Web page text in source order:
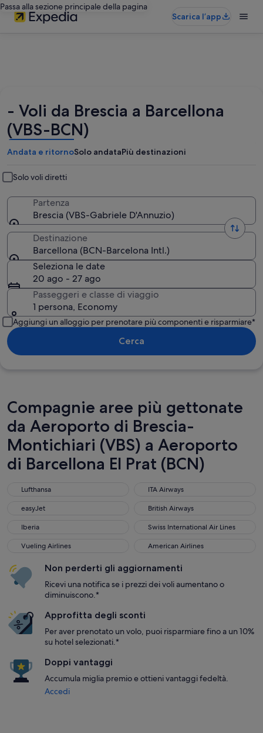
Passa alla sezione principale della pagina
Scarica l’app
- Voli da Brescia a Barcellona
(VBS-BCN)
Andata e ritornoSolo andataPiù destinazioni
Solo voli diretti
Partenza
Brescia (VBS-Gabriele D'Annuzio)
Destinazione
Barcellona (BCN-Barcelona Intl.)
Seleziona le date
20 ago - 27 ago
Passeggeri e classe di viaggio
1 persona, Economy
Aggiungi un alloggio per prenotare più componenti e risparmiare*
Cerca
Compagnie aree più gettonate
da Aeroporto di Brescia-
Montichiari (VBS) a Aeroporto
di Barcellona El Prat (BCN)
Lufthansa
Lufthansa ITA Airways
ITA Airways
easyJet
easyJet British Airways
British Airways
Iberia
Iberia Swiss International Air Lines
Swiss International Air Lines
Vueling Airlines
Vueling Airlines American Airlines
American Airlines
Non perderti gli aggiornamenti
Ricevi una notifica se i prezzi dei voli aumentano o
diminuiscono.*
Approfitta degli sconti
Per aver prenotato un volo, puoi risparmiare fino a un 10%
su hotel selezionati.*
Doppi vantaggi
Accumula miglia premio e ottieni vantaggi fedeltà.
Accedi